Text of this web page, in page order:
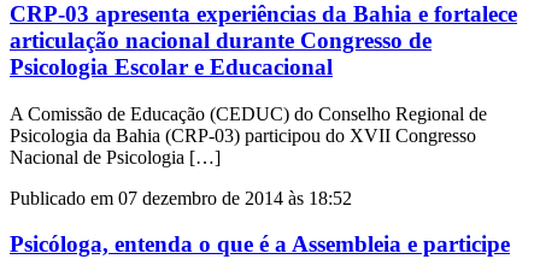
CRP-03 apresenta experiências da Bahia e fortalece
articulação nacional durante Congresso de
Psicologia Escolar e Educacional
A Comissão de Educação (CEDUC) do Conselho Regional de
Psicologia da Bahia (CRP-03) participou do XVII Congresso
Nacional de Psicologia […]
Publicado em 07 dezembro de 2014 às 18:52
Psicóloga, entenda o que é a Assembleia e participe